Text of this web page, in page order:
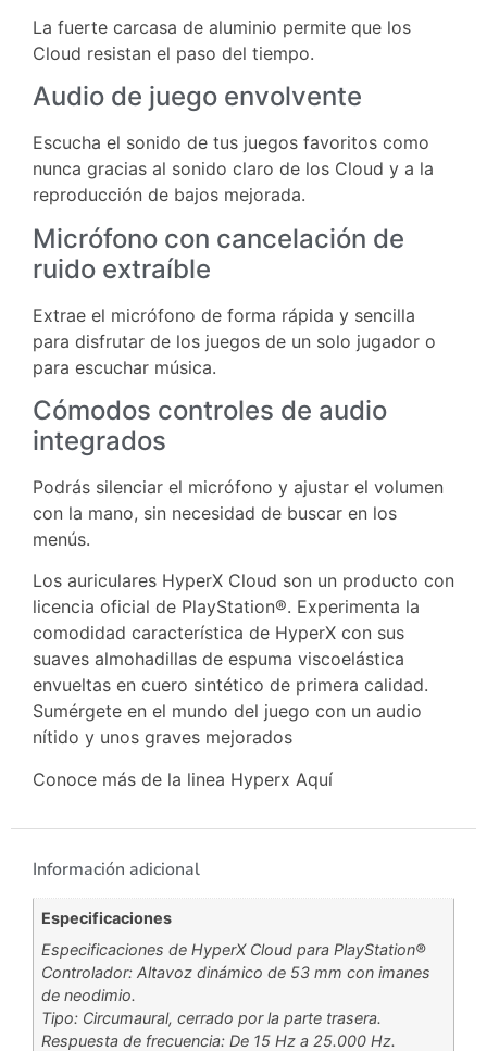
La fuerte carcasa de aluminio permite que los
Cloud resistan el paso del tiempo.
Audio de juego envolvente
Escucha el sonido de tus juegos favoritos como
nunca gracias al sonido claro de los Cloud y a la
reproducción de bajos mejorada.
Micrófono con cancelación de
ruido extraíble
Extrae el micrófono de forma rápida y sencilla
para disfrutar de los juegos de un solo jugador o
para escuchar música.
Cómodos controles de audio
integrados
Podrás silenciar el micrófono y ajustar el volumen
con la mano, sin necesidad de buscar en los
menús.
Los auriculares HyperX Cloud son un producto con
licencia oficial de PlayStation®. Experimenta la
comodidad característica de HyperX con sus
suaves almohadillas de espuma viscoelástica
envueltas en cuero sintético de primera calidad.
Sumérgete en el mundo del juego con un audio
nítido y unos graves mejorados
Conoce más de la linea Hyperx Aquí
Información adicional
Especificaciones
Especificaciones de HyperX Cloud para PlayStation®
Controlador: Altavoz dinámico de 53 mm con imanes
de neodimio.
Tipo: Circumaural, cerrado por la parte trasera.
Respuesta de frecuencia: De 15 Hz a 25.000 Hz.